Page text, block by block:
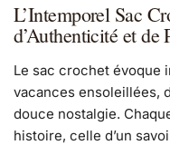
L’Intemporel Sac
d’Authenticité et de
Le sac crochet évoque
vacances ensoleillées,
douce nostalgie.
histoire, celle d’un